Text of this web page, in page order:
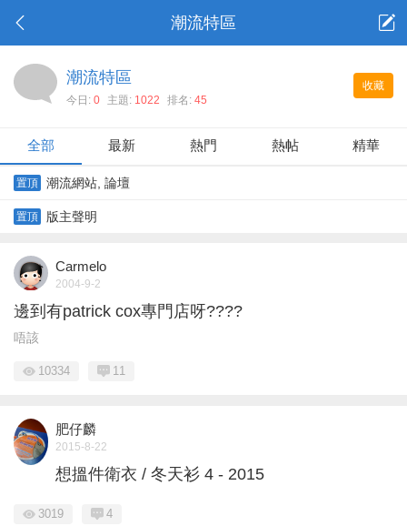
潮流特區
收藏
潮流特區
今日: 0 主題: 1022 排名: 45
全部 最新 熱門 熱帖 精華
置頂 潮流網站, 論壇
置頂 版主聲明
Carmelo
2004-9-2
邊到有patrick cox專門店呀????
唔該
10334 11
肥仔麟
2015-8-22
想搵件衛衣 / 冬天衫 4 - 2015
3019 4